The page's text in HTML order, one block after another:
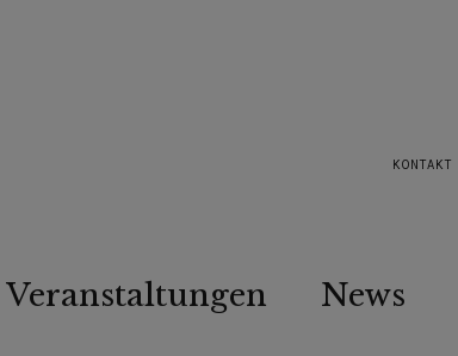
KONTAKT
Veranstaltungen News